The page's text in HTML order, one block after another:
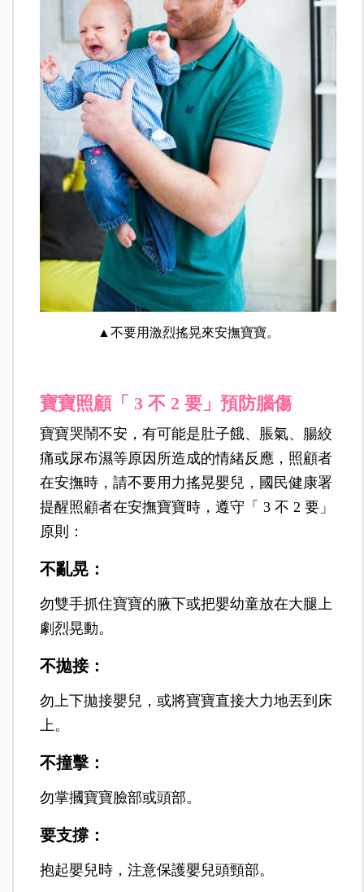
▲不要用激烈搖晃來安撫寶寶。
寶寶照顧「 3 不 2 要」預防腦傷
寶寶哭鬧不安，有可能是肚子餓、脹氣、腸絞
痛或尿布濕等原因所造成的情緒反應，照顧者
在安撫時，請不要用力搖晃嬰兒，國民健康署
提醒照顧者在安撫寶寶時，遵守「 3 不 2 要」
原則：
不亂晃：
勿雙手抓住寶寶的腋下或把嬰幼童放在大腿上
劇烈晃動。
不拋接：
勿上下拋接嬰兒，或將寶寶直接大力地丟到床
上。
不撞擊：
勿掌摑寶寶臉部或頭部。
要支撐：
抱起嬰兒時，注意保護嬰兒頭頸部。